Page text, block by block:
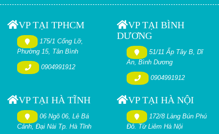
VP TẠI TPHCM
175/1 Cống Lỡ,
Phường 15, Tân Bình
0904991912
VP TẠI BÌNH
DƯƠNG
51/11 Ấp Tây B, Dĩ
An, Bình Dương
0904991912
VP TẠI HÀ TĨNH
06 Ngõ 06, Lê Bá
Cảnh, Đại Nài Tp. Hà Tĩnh
VP TẠI HÀ NỘI
172/8 Làng Bún Phú
Đô. Từ Liêm Hà Nội